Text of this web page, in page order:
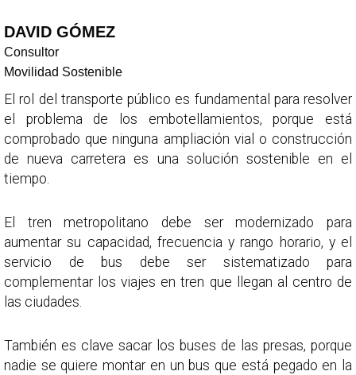
DAVID GÓMEZ
Consultor
Movilidad Sostenible
El rol del transporte público es fundamental para resolver
el problema de los embotellamientos, porque está
comprobado que ninguna ampliación vial o construcción
de nueva carretera es una solución sostenible en el
tiempo.
El tren metropolitano debe ser modernizado para
aumentar su capacidad, frecuencia y rango horario, y el
servicio de bus debe ser sistematizado para
complementar los viajes en tren que llegan al centro de
las ciudades.
También es clave sacar los buses de las presas, porque
nadie se quiere montar en un bus que está pegado en la